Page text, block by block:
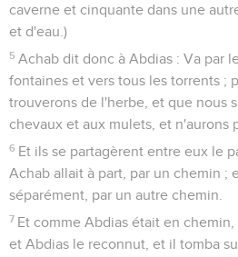
caverne et cinquante dans une
et d'eau.)
5 Achab dit donc à Abdias : Va par
fontaines et vers tous les torrents ;
trouverons de l'herbe, et que nous
chevaux et aux mulets, et n'aurons
6 Et ils se partagèrent entre eux le
Achab allait à part, par un chemin ;
séparément, par un autre chemin.
7 Et comme Abdias était en
et Abdias le reconnut, et il tomba